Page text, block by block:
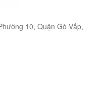
10, Quận Gò Vấp,